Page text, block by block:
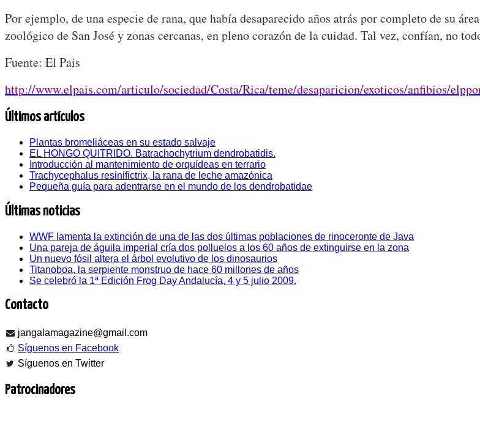
Por ejemplo, de una especie de rana, que había desaparecido años atrás por completo de su
zoológico de San José y zonas cercanas, en pleno corazón de la cuidad. Tal vez, confían, no
Fuente: El Pais
http://www.elpais.com/articulo/sociedad/Costa/Rica/teme/desaparicion/exoticos/anfibios/
Últimos artículos
Plantas bromeliáceas en su estado salvaje
EL HONGO QUITRIDO. Batrachochytrium dendrobatidis.
Introducción al mantenimiento de orquídeas en terrario
Trachycephalus resinifictrix, la rana de leche amazónica
Pequeña guía para adentrarse en el mundo de los dendrobatidae
Últimas noticias
WWF lamenta la extinción de una de las dos últimas poblaciones de rinoceronte de Java
Una pareja de águila imperial cría dos polluelos a los 60 años de extinguirse en la zona
Un nuevo fósil altera el árbol evolutivo de los dinosaurios
Titanoboa, la serpiente monstruo de hace 60 millones de años
Se celebró la 1ª Edición Frog Day Andalucía, 4 y 5 julio 2009.
Contacto
jangalamagazine@gmail.com
Síguenos en Facebook
Síguenos en Twitter
Patrocinadores